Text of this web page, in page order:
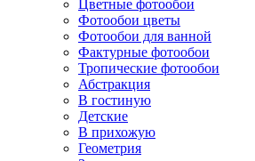
Цветные фотообои
Фотообои цветы
Фотообои для ванной
Фактурные фотообои
Тропические фотообои
Абстракция
В гостиную
Детские
В прихожую
Геометрия